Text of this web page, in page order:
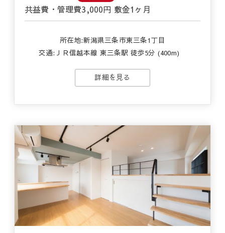
共益費・管理費3,000円 敷金1ヶ月
所在地:新潟県三条市東三条1丁目
交通: ＪＲ信越本線 東三条駅 徒歩5分 (400m)
詳細を見る